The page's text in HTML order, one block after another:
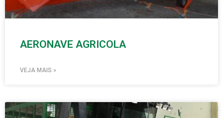
AERONAVE AGRICOLA
VEJA MAIS »